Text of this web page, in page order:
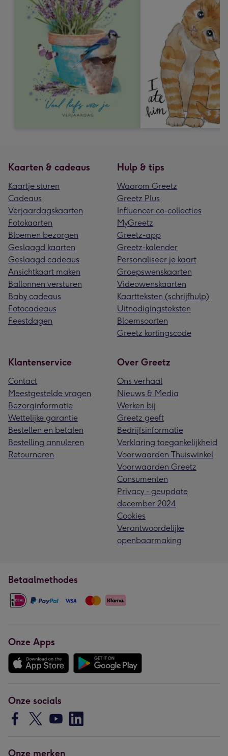
Kaarten & cadeaus
Kaartje sturen
Cadeaus
Verjaardagskaarten
Fotokaarten
Bloemen bezorgen
Geslaagd kaarten
Geslaagd cadeaus
Ansichtkaart maken
Ballonnen versturen
Baby cadeaus
Fotocadeaus
Feestdagen
Hulp & tips
Waarom Greetz
Greetz Plus
Influencer co-collecties
MyGreetz
Greetz-app
Greetz-kalender
Personaliseer je kaart
Groepswenskaarten
Videowenskaarten
Kaartteksten (schrijfhulp)
Uitnodigingsteksten
Bloemsoorten
Greetz kortingscode
Klantenservice
Contact
Meestgestelde vragen
Bezorginformatie
Wettelijke garantie
Bestellen en betalen
Bestelling annuleren
Retourneren
Over Greetz
Ons verhaal
Nieuws & Media
Werken bij
Greetz geeft
Bedrijfsinformatie
Verklaring toegankelijkheid
Voorwaarden Thuiswinkel
Voorwaarden Greetz
Consumenten
Privacy - geupdate
december 2024
Cookies
Verantwoordelijke
openbaarmaking
Betaalmethodes
Onze Apps
Onze socials
Onze merken